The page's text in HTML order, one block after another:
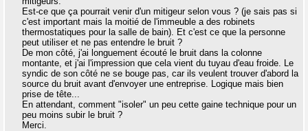
Est-ce que ça pourrait venir d'un mitigeur selon vous ? (je sais pas si
c'est important mais la moitié de l'immeuble a des robinets
thermostatiques pour la salle de bain). Et c'est ce que la personne
peut utiliser et ne pas entendre le bruit ?
De mon côté, j'ai longuement écouté le bruit dans la colonne
montante, et j'ai l'impression que cela vient du tuyau d'eau froide. Le
syndic de son côté ne se bouge pas, car ils veulent trouver d'abord la
source du bruit avant d'envoyer une entreprise. Logique mais bien
prise de tête...
En attendant, comment "isoler" un peu cette gaine technique pour un
peu moins subir le bruit ?
Merci.